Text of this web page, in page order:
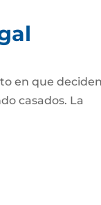
en que deciden
casados. La